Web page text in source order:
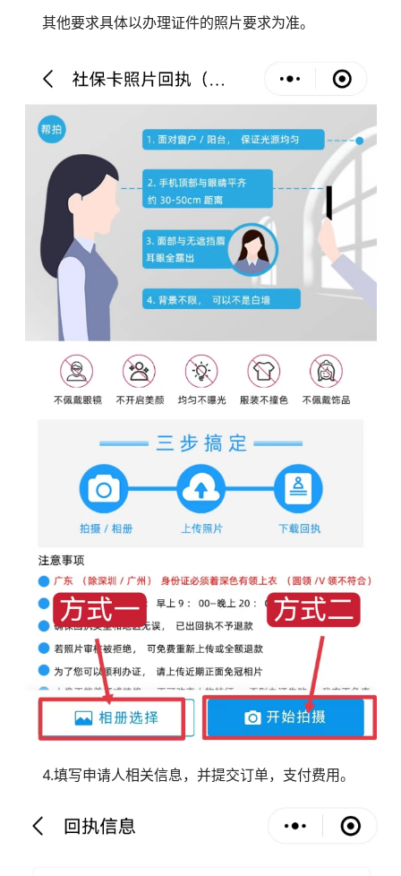
其他要求具体以办理证件的照片要求为准。
4.填写申请人相关信息，并提交订单，支付费用。